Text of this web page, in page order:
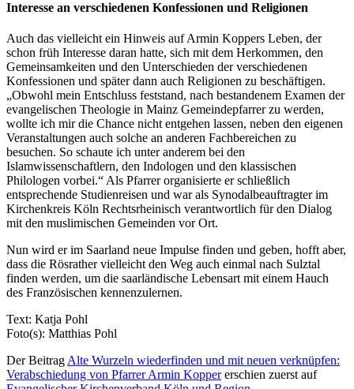
Interesse an verschiedenen Konfessionen und Religionen
Auch das vielleicht ein Hinweis auf Armin Koppers Leben, der
schon früh Interesse daran hatte, sich mit dem Herkommen, den
Gemeinsamkeiten und den Unterschieden der verschiedenen
Konfessionen und später dann auch Religionen zu beschäftigen.
„Obwohl mein Entschluss feststand, nach bestandenem Examen der
evangelischen Theologie in Mainz Gemeindepfarrer zu werden,
wollte ich mir die Chance nicht entgehen lassen, neben den eigenen
Veranstaltungen auch solche an anderen Fachbereichen zu
besuchen. So schaute ich unter anderem bei den
Islamwissenschaftlern, den Indologen und den klassischen
Philologen vorbei.“ Als Pfarrer organisierte er schließlich
entsprechende Studienreisen und war als Synodalbeauftragter im
Kirchenkreis Köln Rechtsrheinisch verantwortlich für den Dialog
mit den muslimischen Gemeinden vor Ort.
Nun wird er im Saarland neue Impulse finden und geben, hofft aber,
dass die Rösrather vielleicht den Weg auch einmal nach Sulztal
finden werden, um die saarländische Lebensart mit einem Hauch
des Französischen kennenzulernen.
Text: Katja Pohl
Foto(s): Matthias Pohl
Der BeitragAlte Wurzeln wiederfinden und mit neuen verknüpfen:
Verabschiedung von Pfarrer Armin Koppererschien zuerst auf